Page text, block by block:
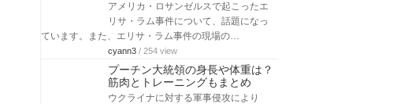
アメリカ・ロサンゼルスで起こったエ
リサ・ラム事件について、話題になっ
ています。また、エリサ・ラム事件の現場の…
cyann3 / 254 view
プーチン大統領の身長や体重は？
筋肉とトレーニングもまとめ
ウクライナに対する軍事侵攻により